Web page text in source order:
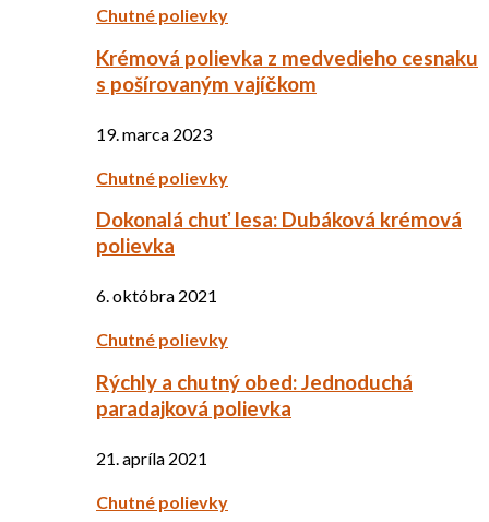
Chutné polievky
Krémová polievka z medvedieho cesnaku
s pošírovaným vajíčkom
19. marca 2023
Chutné polievky
Dokonalá chuť lesa: Dubáková krémová
polievka
6. októbra 2021
Chutné polievky
Rýchly a chutný obed: Jednoduchá
paradajková polievka
21. apríla 2021
Chutné polievky